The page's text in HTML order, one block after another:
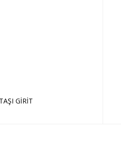
Sepete Ekle
GİRİT